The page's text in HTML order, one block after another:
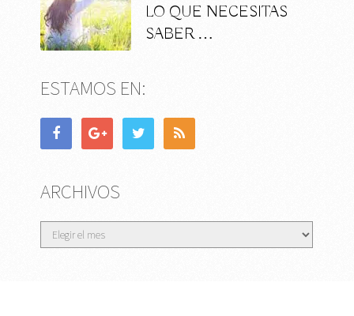
LO QUE NECESITAS
SABER …
ESTAMOS EN:
ARCHIVOS
Archivos